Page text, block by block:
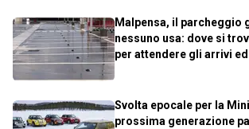
Malpensa, il parcheggio
nessuno usa: dove si
per attendere gli arrivi
Svolta epocale per la
prossima generazione